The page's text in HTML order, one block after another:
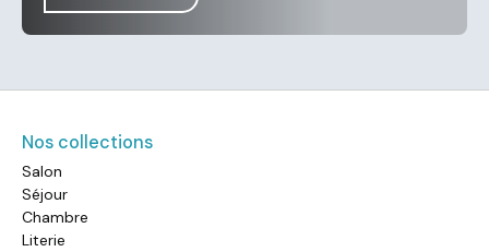
Nos collections
Salon
Séjour
Chambre
Literie